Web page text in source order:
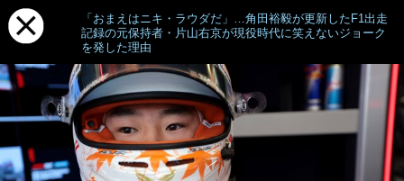
「おまえはニキ・ラウダだ」…角田裕毅が更新したF1出走
記録の元保持者・片山右京が現役時代に笑えないジョーク
を発した理由